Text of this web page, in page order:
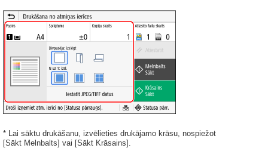
* Lai sāktu drukāšanu, izvēlieties drukājamo krāsu, nospiežot
[Sākt Melnbalts] vai [Sākt Krāsains].